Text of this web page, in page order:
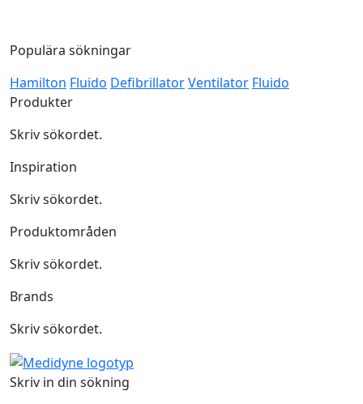
Populära sökningar
Hamilton Fluido DefibrillatorVentilator Fluido
Produkter
Skriv sökordet.
Inspiration
Skriv sökordet.
Produktområden
Skriv sökordet.
Brands
Skriv sökordet.
Skriv in din sökning